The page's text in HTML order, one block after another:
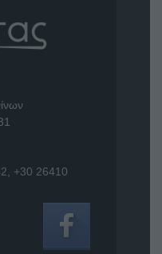
+30 26410